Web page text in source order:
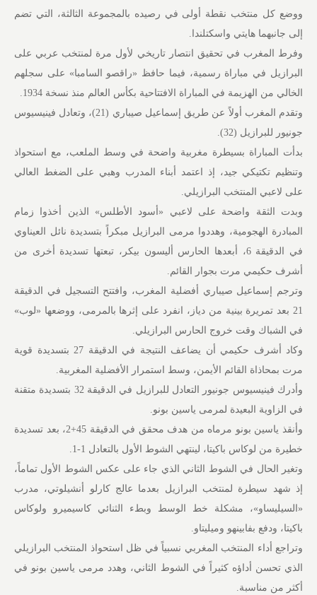
ووضع كل منتخب نقطة أولى في رصيده بالمجموعة الثالثة، التي تضم
إلى جانبهما هايتي واسكتلندا.
وفرط المغرب في تحقيق انتصار تاريخي لأول مرة لمنتخب عربي على
البرازيل في مباراة رسمية، فيما حافظ «راقصو السامبا» على سجلهم
الخالي من الهزيمة في المباراة الافتتاحية بكأس العالم منذ نسخة 1934.
وتقدم المغرب أولاً عن طريق إسماعيل صيباري (21)، وتعادل فينيسيوس
جونيور للبرازيل (32).
بدأت المباراة بسيطرة مغربية واضحة في وسط الملعب، مع استحواذ
وتنظيم تكتيكي جيد، إذ اعتمد أبناء المدرب وهبي على الضغط العالي
على لاعبي المنتخب البرازيلي.
وبدت الثقة واضحة على لاعبي «أسود الأطلس» الذين أخذوا زمام
المبادرة الهجومية، وهددوا مرمى البرازيل مبكراً بتسديدة نائل العيناوي
في الدقيقة 6، أبعدها الحارس أليسون بيكر، تبعتها تسديدة أخرى من
أشرف حكيمي مرت بجوار القائم.
وترجم إسماعيل صيباري أفضلية المغرب، وافتتح التسجيل في الدقيقة
21 بعد تمريرة بينية من دياز، انفرد على إثرها بالمرمى، ووضعها «لوب»
في الشباك وقت خروج الحارس البرازيلي.
وكاد أشرف حكيمي أن يضاعف النتيجة في الدقيقة 27 بتسديدة قوية
مرت بمحاذاة القائم الأيمن، وسط استمرار الأفضلية المغربية.
وأدرك فينيسيوس جونيور التعادل للبرازيل في الدقيقة 32 بتسديدة متقنة
في الزاوية البعيدة لمرمى ياسين بونو.
وأنقذ ياسين بونو مرماه من هدف محقق في الدقيقة 45+2، بعد تسديدة
خطيرة من لوكاس باكيتا، لينتهي الشوط الأول بالتعادل 1-1.
وتغير الحال في الشوط الثاني الذي جاء على عكس الشوط الأول تماماً،
إذ شهد سيطرة لمنتخب البرازيل بعدما عالج كارلو أنشيلوتي، مدرب
«السيليساو»، مشكلة خط الوسط وبطء الثنائي كاسيميرو ولوكاس
باكيتا، ودفع بفابينهو وميليتاو.
وتراجع أداء المنتخب المغربي نسبياً في ظل استحواذ المنتخب البرازيلي
الذي تحسن أداؤه كثيراً في الشوط الثاني، وهدد مرمى ياسين بونو في
أكثر من مناسبة.